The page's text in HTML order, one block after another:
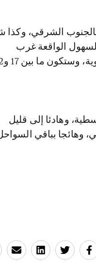
الحرارة الدنيا ما بين 29 و34 درجة بالجنوب
ما بين 23 و29 درجة فوق السهول الواقعة غرب
الأطلس،
وهادئا إلى قليل
وهائجا بباقي